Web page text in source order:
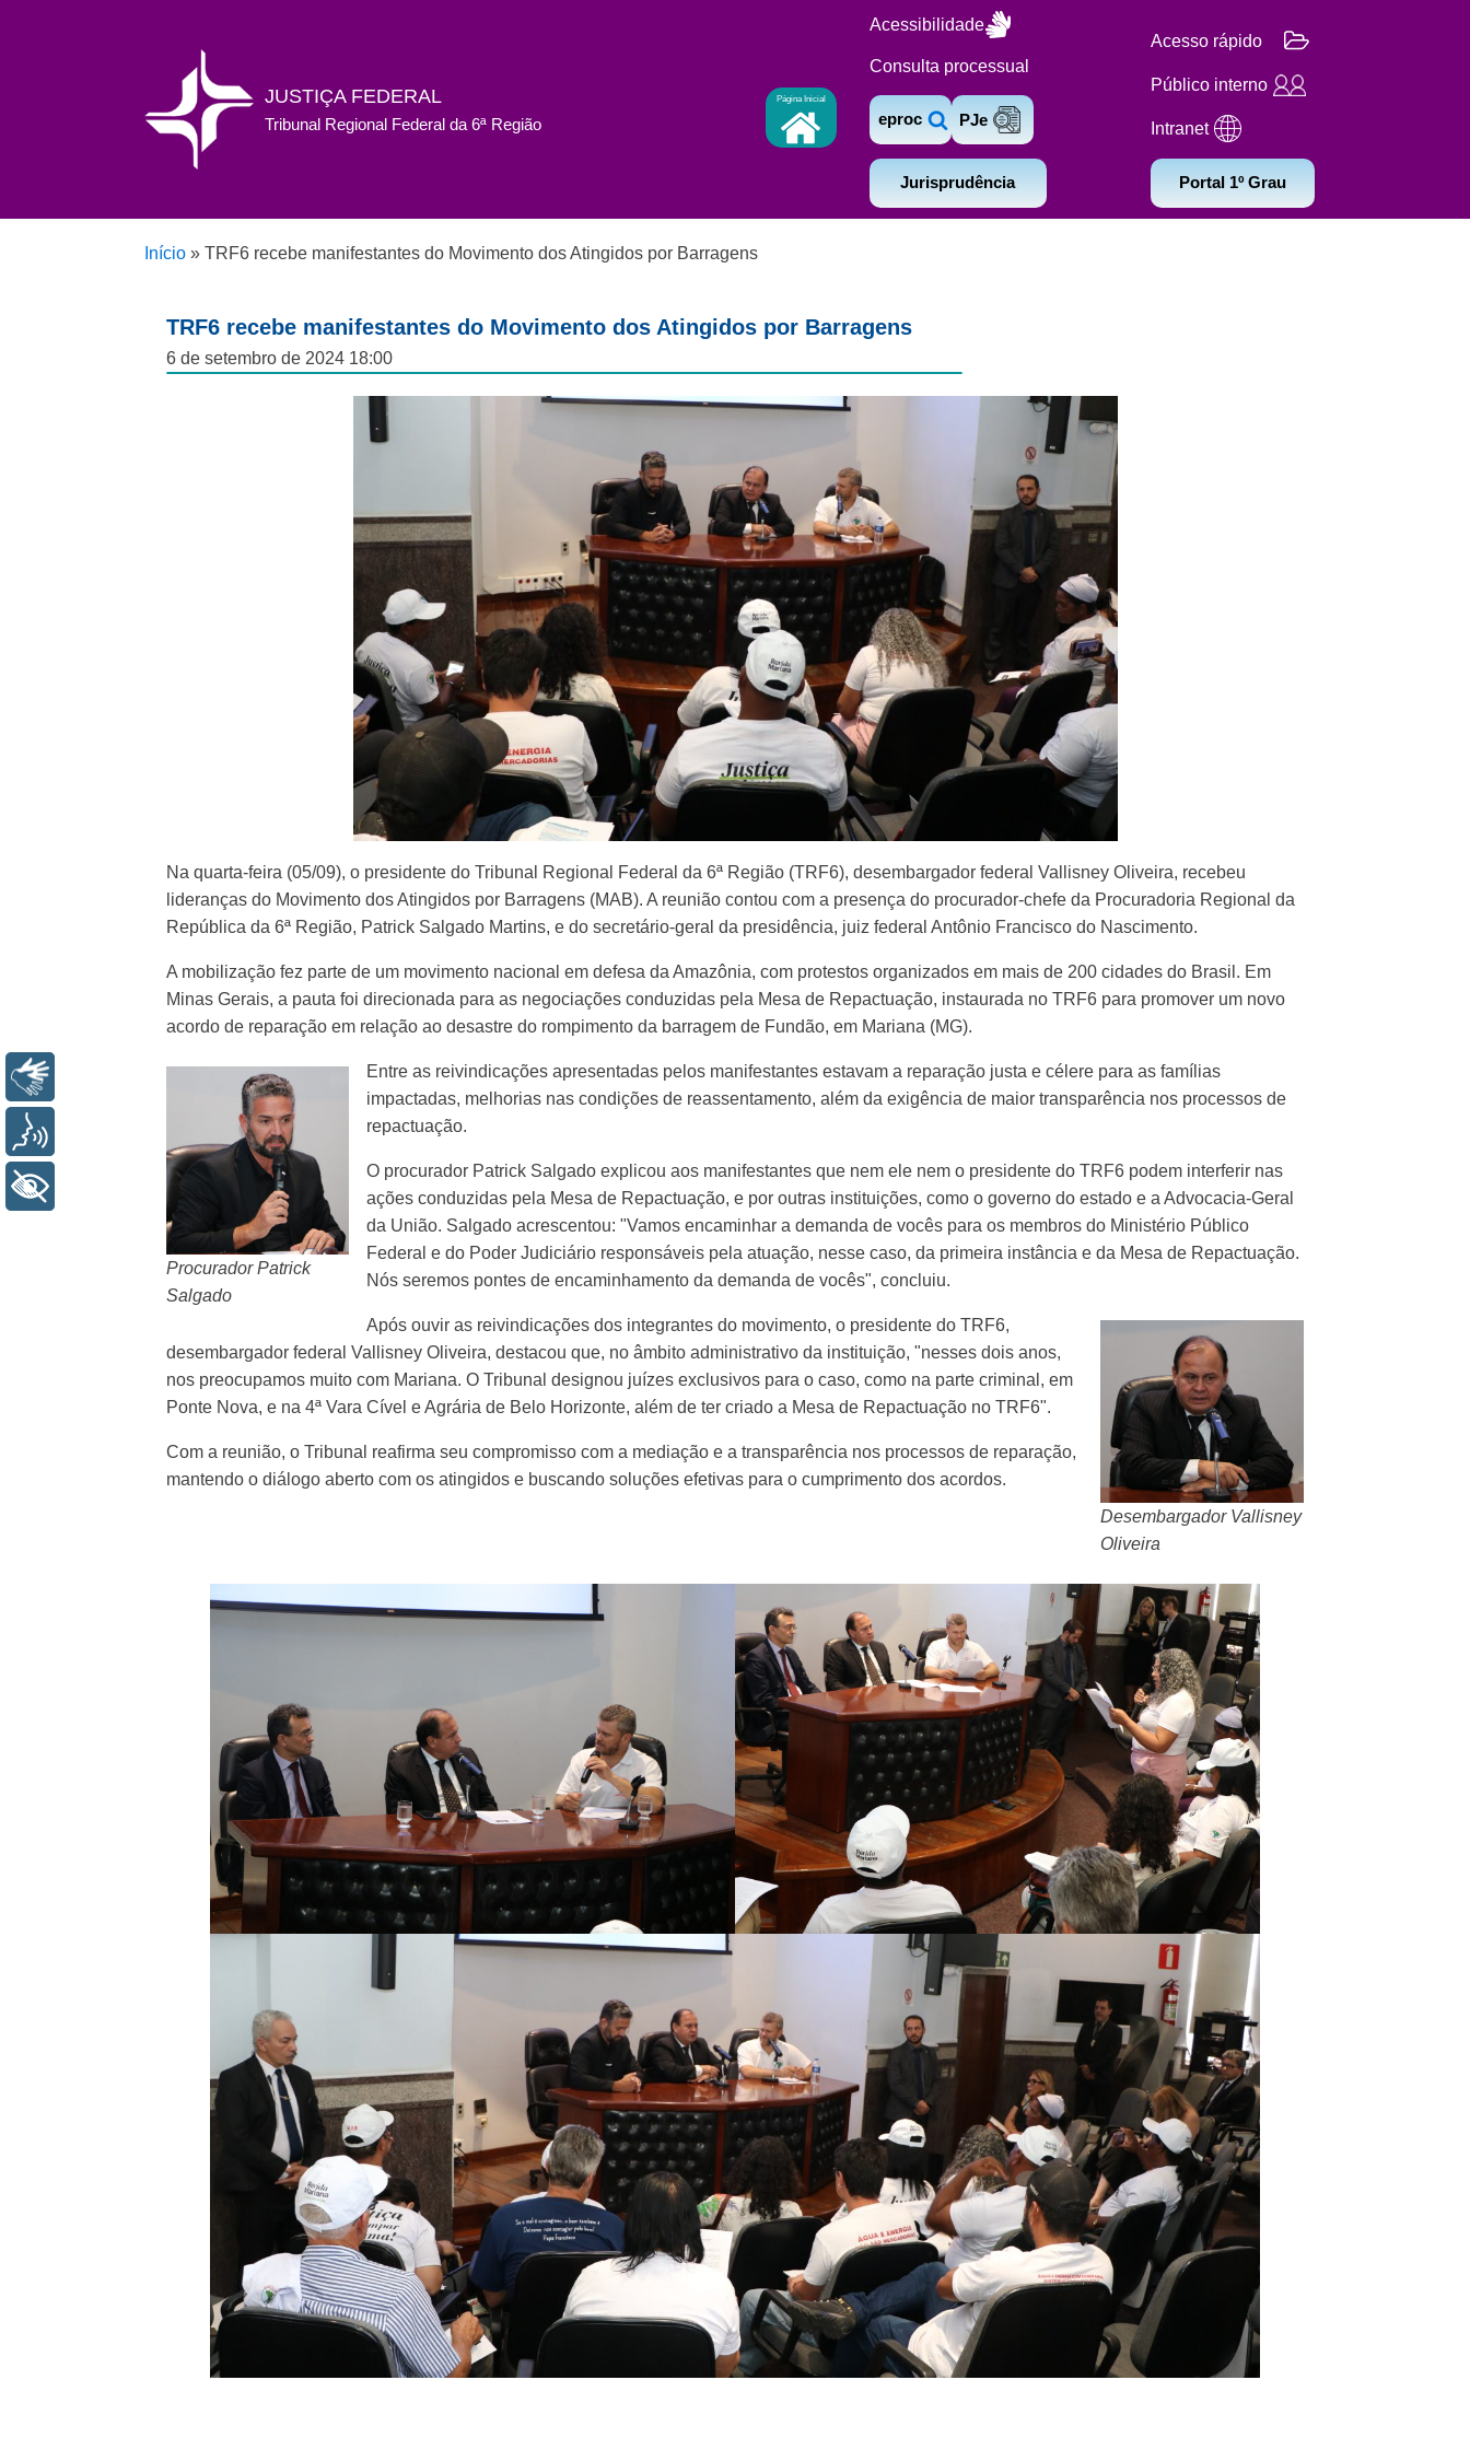
JUSTIÇA FEDERAL
Tribunal Regional Federal da 6ª Região
Página Inicial
Acessibilidade
Consulta processual
eproc PJe
Jurisprudência
Acesso rápido
Público interno
Intranet
Portal 1º Grau
Início » TRF6 recebe manifestantes do Movimento dos Atingidos por Barragens
TRF6 recebe manifestantes do Movimento dos Atingidos por Barragens
6 de setembro de 2024 18:00
Na quarta-feira (05/09), o presidente do Tribunal Regional Federal da 6ª Região (TRF6), desembargador federal Vallisney Oliveira, recebeu
lideranças do Movimento dos Atingidos por Barragens (MAB). A reunião contou com a presença do procurador-chefe da Procuradoria Regional da
República da 6ª Região, Patrick Salgado Martins, e do secretário-geral da presidência, juiz federal Antônio Francisco do Nascimento.
A mobilização fez parte de um movimento nacional em defesa da Amazônia, com protestos organizados em mais de 200 cidades do Brasil. Em
Minas Gerais, a pauta foi direcionada para as negociações conduzidas pela Mesa de Repactuação, instaurada no TRF6 para promover um novo
acordo de reparação em relação ao desastre do rompimento da barragem de Fundão, em Mariana (MG).
Procurador Patrick
Salgado
Entre as reivindicações apresentadas pelos manifestantes estavam a reparação justa e célere para as famílias
impactadas, melhorias nas condições de reassentamento, além da exigência de maior transparência nos processos de
repactuação.
O procurador Patrick Salgado explicou aos manifestantes que nem ele nem o presidente do TRF6 podem interferir nas
ações conduzidas pela Mesa de Repactuação, e por outras instituições, como o governo do estado e a Advocacia-Geral
da União. Salgado acrescentou: "Vamos encaminhar a demanda de vocês para os membros do Ministério Público
Federal e do Poder Judiciário responsáveis pela atuação, nesse caso, da primeira instância e da Mesa de Repactuação.
Nós seremos pontes de encaminhamento da demanda de vocês", concluiu.
Desembargador Vallisney
Oliveira
Após ouvir as reivindicações dos integrantes do movimento, o presidente do TRF6,
desembargador federal Vallisney Oliveira, destacou que, no âmbito administrativo da instituição, "nesses dois anos,
nos preocupamos muito com Mariana. O Tribunal designou juízes exclusivos para o caso, como na parte criminal, em
Ponte Nova, e na 4ª Vara Cível e Agrária de Belo Horizonte, além de ter criado a Mesa de Repactuação no TRF6".
Com a reunião, o Tribunal reafirma seu compromisso com a mediação e a transparência nos processos de reparação,
mantendo o diálogo aberto com os atingidos e buscando soluções efetivas para o cumprimento dos acordos.
+ Acessibilidade